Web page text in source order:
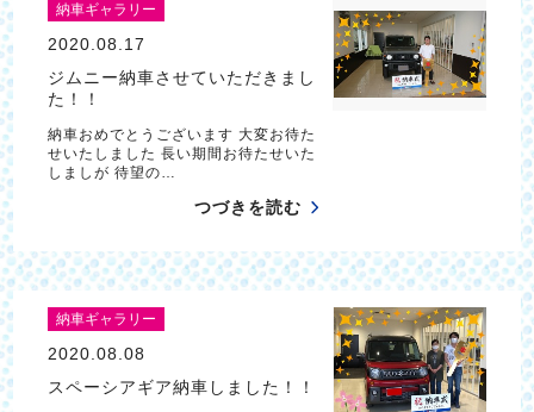
納車ギャラリー
2020.08.17
ジムニー納車させていただきまし
た！！
納車おめでとうございます 大変お待た
せいたしました 長い期間お待たせいた
しましが 待望の…
つづきを読む
納車ギャラリー
2020.08.08
スペーシアギア納車しました！！